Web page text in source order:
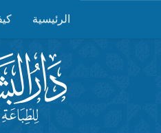
الرئيسية